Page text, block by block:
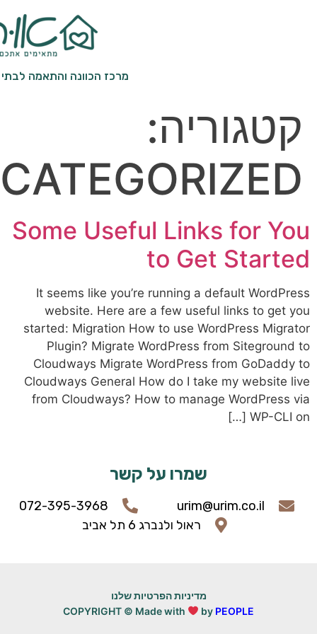
מרכז הכוונה והתאמה לבתי אבות
Some Useful Links
to Get
It seems like you’re running a default
website. Here are a few useful
started: Migration How to use
Plugin? Migrate WordPress from
Cloudways Migrate WordPress from
Cloudways General How do I take my
from Cloudways? How to manage
שמרו על קשר
072-395-3968
ראול ולנברג 6 תל אביב
מדיניות הפרטיות שלנו
COPYRIGHT © Made with